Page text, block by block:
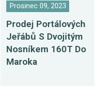
Prosinec 09, 2023
Prodej Portálových
Jeřábů S Dvojitým
Nosníkem 160T Do
Maroka